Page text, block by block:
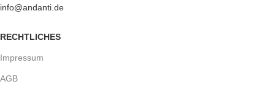
info@andanti.de
RECHTLICHES
Impressum
AGB